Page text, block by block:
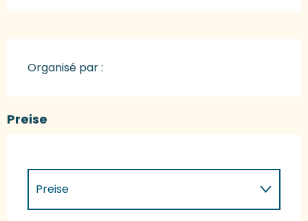
Organisé par :
Preise
Preise